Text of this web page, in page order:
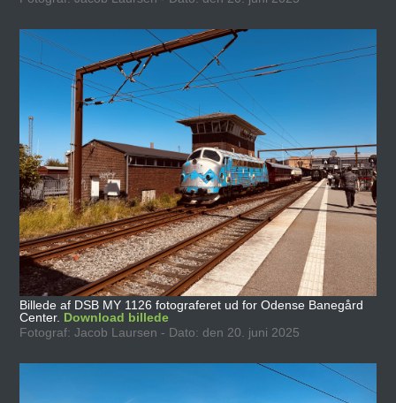
Billede af DSB MY 1126 fotograferet ud for Odense Banegård
Center. Download billede
Fotograf: Jacob Laursen - Dato: den 20. juni 2025